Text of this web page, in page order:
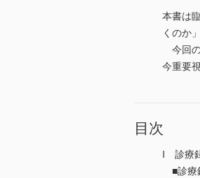
本書は
くのか
今回の
今重要
目次
I 診療
■診療